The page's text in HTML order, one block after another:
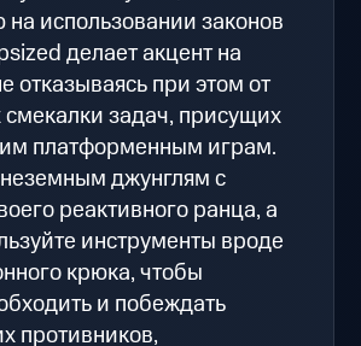
использовании законов
делает акцент на
отказываясь при этом от
задач, присущих
платформенным играм.
джунглям с
реактивного ранца, а
инструменты вроде
крюка, чтобы
и побеждать
противников,